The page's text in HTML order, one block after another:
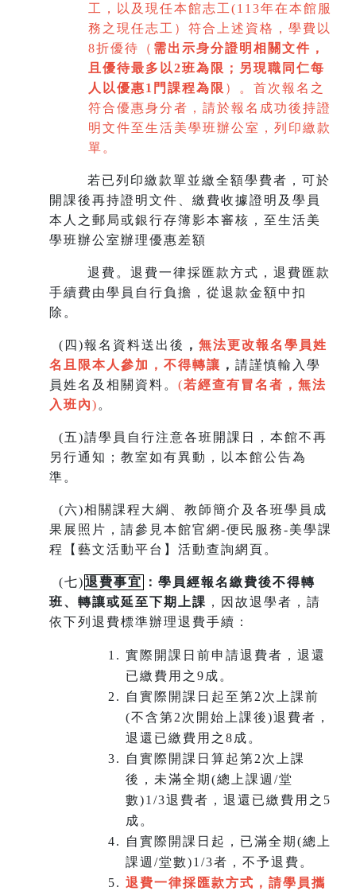
工，以及現任本館志工(113年在本館服
務之現任志工）符合上述資格，學費以
8折優待（ 需出示身分證明相關文件，
且優待最多以2班為限 ； 另現職同仁每
人以優惠1門課程為限 ）。首次報名之
符合優惠身分者，請於報名成功後持證
明文件至生活美學班辦公室，列印繳款
單。
若已列印繳款單並繳全額學費者，可於
開課後再持證明文件、繳費收據證明及學員
本人之郵局或銀行存簿影本審核，至生活美
學班辦公室辦理優惠差額
退費。退費一律採匯款方式，退費匯款
手續費由學員自行負擔，從退款金額中扣
除。
( 四)報名資料送出後 ， 無法更改報名學員姓
名且限本人參加，不得轉讓 ， 請謹慎輸入學
員姓名及相關資料。 (若經查有冒名者，無法
入班內) 。
(五)請學員自行注意各班開課日，本館不再
另行通知；教室如有異動，以本館公告為
準。
(六)相關課程大綱、教師簡介及各班學員成
果展照片，請參見本館官網-便民服務-美學課
程【藝文活動平台】活動查詢網頁。
(七)退費事宜
：學員經報名繳費後不得轉
班、 轉讓或延至下期上課 ，因故退學者，請
依下列退費標準辦理退費手續：
實際開課日前申請退費者，退還
已繳費用之9成。
自實際開課日起至第2次上課前
(不含第2次開始上課後)退費者，
退還已繳費用之8成。
自實際開課日算起第2次上課
後，未滿全期(總上課週/堂
數)1/3退費者，退還已繳費用之5
成。
自實際開課日起，已滿全期(總上
課週/堂數)1/3者，不予退費。
退費一律採匯款方式，請學員攜